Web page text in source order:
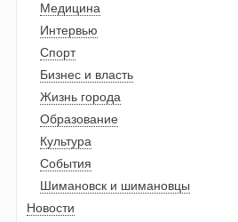
Медицина
Интервью
Спорт
Бизнес и власть
Жизнь города
Образование
Культура
События
Шимановск и шимановцы
Новости